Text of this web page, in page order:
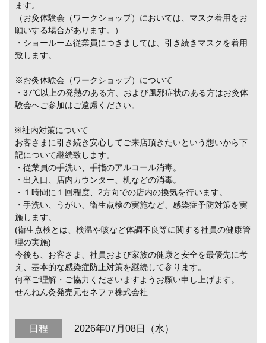
ます。
（お灸体験会（ワークショップ）においては、マスク着用をお
願いする場合があります。）
・ショールーム従業員につきましては、引き続きマスクを着用
致します。
※お灸体験会（ワークショップ）について
・37℃以上の発熱のある方、および風邪症状のある方はお灸体
験会へご参加はご遠慮ください。
※社内対策について
お客さまに引き続き安心してご来店頂きたいという想いから下
記について継続致します。
・従業員の手洗い、手指のアルコール消毒。
・出入口、店内カウンター、机などの消毒。
・１時間に１回程度、2方向での店内の換気を行います。
・手洗い、うがい、衛生点検の実施など、感染症予防対策を実
施します。
(衛生点検とは、検温や咳など体調不良等に関する社員の健康管
理の実施)
今後も、お客さま、社員および家族の健康と安全を最優先に考
え、基本的な感染症防止対策を継続して参ります。
何卒ご理解・ご協力くださいますようお願い申し上げます。
せんねん灸発売元セネファ株式会社
日程 2026年07月08日（水）